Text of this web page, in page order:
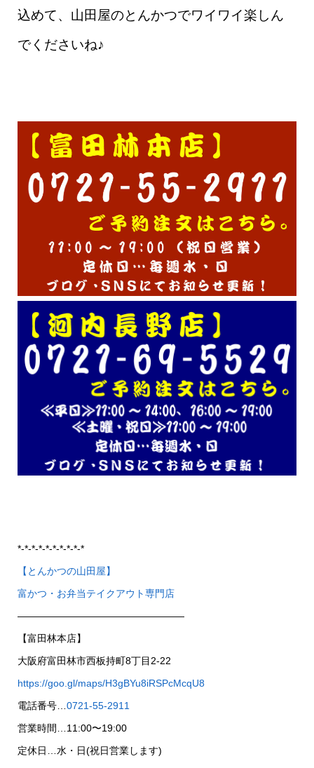
込めて、山田屋のとんかつでワイワイ楽しん
でくださいね♪
*-*-*-*-*-*-*-*-*-*
【とんかつの山田屋】
富かつ・お弁当テイクアウト専門店
—————————————————
【富田林本店】
大阪府富田林市西板持町8丁目2-22
https://goo.gl/maps/H3gBYu8iRSPcMcqU8
電話番号… 0721-55-2911
営業時間…11:00〜19:00
定休日…水・日(祝日営業します)